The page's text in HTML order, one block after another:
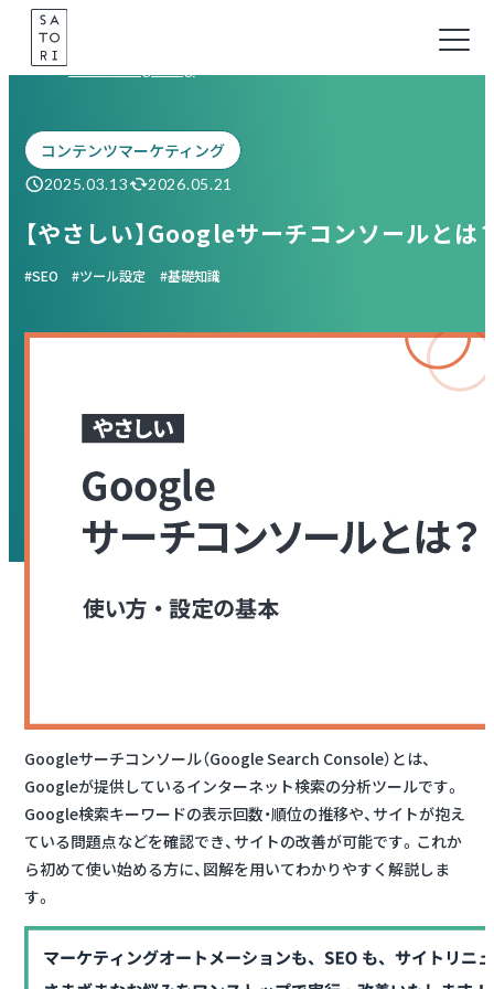
Skip
content
コンテンツマーケティング
2025.03.13 2026.05.21
【やさしい】Googleサーチコンソールとは
SEO ツール設定 基礎知識
Googleサーチコンソール（Google Search Console）とは、
Googleが提供しているインターネット検索の分析ツールです。
Google検索キーワードの表示回数・順位の推移や、サイトが抱え
ている問題点などを確認でき、サイトの改善が可能です。これか
ら初めて使い始める方に、図解を用いてわかりやすく解説しま
す。